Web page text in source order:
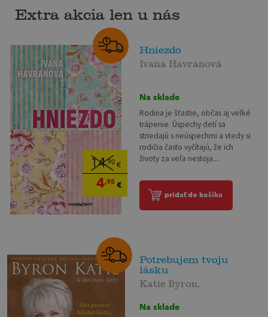
Extra akcia len u nás
14,90€
4,95€
Hniezdo
Ivana Havranová
Na sklade
Rodina je šťastie, občas aj veľké
trápenie. Úspechy detí sa
striedajú s neúspechmi a vtedy si
rodičia často vyčítajú, že ich
životy za veľa nestoja....
pridať do košíka
Potrebujem tvoju
lásku
Katie Byron,
Na sklade